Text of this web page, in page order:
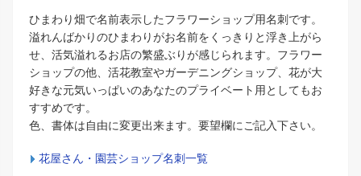
ひまわり畑で名前表示したフラワーショップ用名刺です。
溢れんばかりのひまわりがお名前をくっきりと浮き上がら
せ、活気溢れるお店の繁盛ぶりが感じられます。フラワー
ショップの他、活花教室やガーデニングショップ、花が大
好きな元気いっぱいのあなたのプライベート用としてもお
すすめです。
色、書体は自由に変更出来ます。要望欄にご記入下さい。
花屋さん・園芸ショップ名刺一覧